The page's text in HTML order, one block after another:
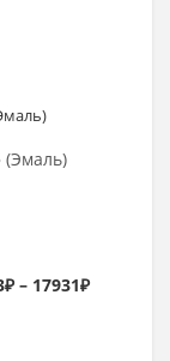
– 17931₽